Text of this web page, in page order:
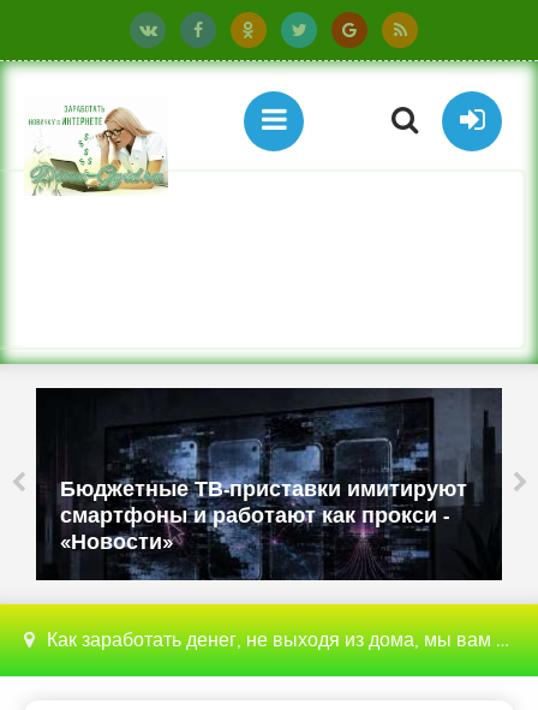
Бюджетные ТВ-приставки имитируют
смартфоны и работают как прокси -
«Новости»
Как заработать денег, не выходя из дома, мы вам поможем с этим разобраться